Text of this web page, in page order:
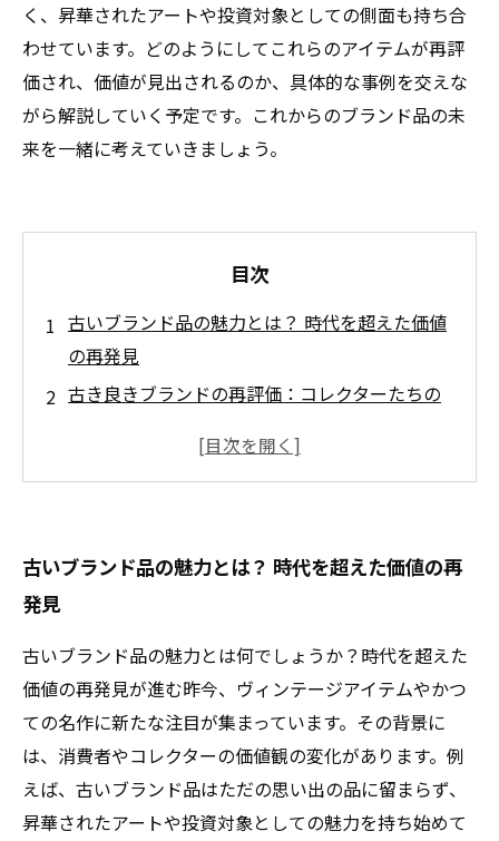
く、昇華されたアートや投資対象としての側面も持ち合
わせています。どのようにしてこれらのアイテムが再評
価され、価値が見出されるのか、具体的な事例を交えな
がら解説していく予定です。これからのブランド品の未
来を一緒に考えていきましょう。
目次
古いブランド品の魅力とは？ 時代を超えた価値
の再発見
古き良きブランドの再評価：コレクターたちの
ヴィンテージアイテムが語る物語：価値を見出
な役割
出から未来の資産へ
具体事例で見る！古いブランド品の価値再評価
の成功ストーリー
新たな視点から考える：ブランド品の未来とそ
の価値のあり方
古いブランド品の魅力とは？ 時代を超えた価値の再
発見
古いブランド品の魅力とは何でしょうか？時代を超えた
価値の再発見が進む昨今、ヴィンテージアイテムやかつ
ての名作に新たな注目が集まっています。その背景に
は、消費者やコレクターの価値観の変化があります。例
えば、古いブランド品はただの思い出の品に留まらず、
昇華されたアートや投資対象としての魅力を持ち始めて